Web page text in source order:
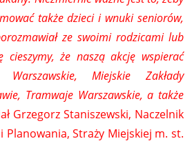
także dzieci i wnuki seniorów,
ze swoimi rodzicami lub
cieszymy, że naszą akcję wspierać
Miejskie Zakłady
Tramwaje Warszawskie, a także
Grzegorz Staniszewski, Naczelnik
Planowania, Straży Miejskiej m. st.